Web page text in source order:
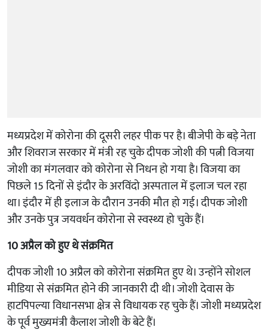
मध्यप्रदेश में कोरोना की दूसरी लहर पीक पर है। बीजेपी के बड़े नेता
और शिवराज सरकार में मंत्री रह चुके दीपक जोशी की पत्नी विजया
जोशी का मंगलवार को कोरोना से निधन हो गया है। विजया का
पिछले 15 दिनों से इंदौर के अरविंदो अस्पताल में इलाज चल रहा
था। इंदौर में ही इलाज के दौरान उनकी मौत हो गई। दीपक जोशी
और उनके पुत्र जयवर्धन कोरोना से स्वस्थ्य हो चुके हैं।
10 अप्रैल को हुए थे संक्रमित
दीपक जोशी 10 अप्रैल को कोरोना संक्रमित हुए थे। उन्होंने सोशल
मीडिया से संक्रमित होने की जानकारी दी थी। जोशी देवास के
हाटपिपल्या विधानसभा क्षेत्र से विधायक रह चुके हैं। जोशी मध्यप्रदेश
के पूर्व मुख्यमंत्री कैलाश जोशी के बेटे हैं।